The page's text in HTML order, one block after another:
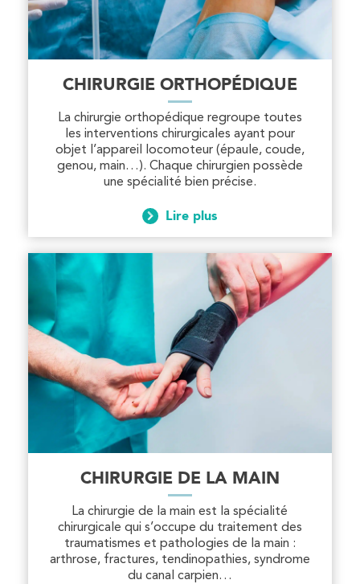
CHIRURGIE ORTHOPÉDIQUE
La chirurgie orthopédique regroupe toutes
les interventions chirurgicales ayant pour
objet l’appareil locomoteur (épaule, coude,
genou, main…). Chaque chirurgien possède
une spécialité bien précise.
Lire plus
CHIRURGIE DE LA MAIN
La chirurgie de la main est la spécialité
chirurgicale qui s’occupe du traitement des
traumatismes et pathologies de la main :
arthrose, fractures, tendinopathies, syndrome
du canal carpien…